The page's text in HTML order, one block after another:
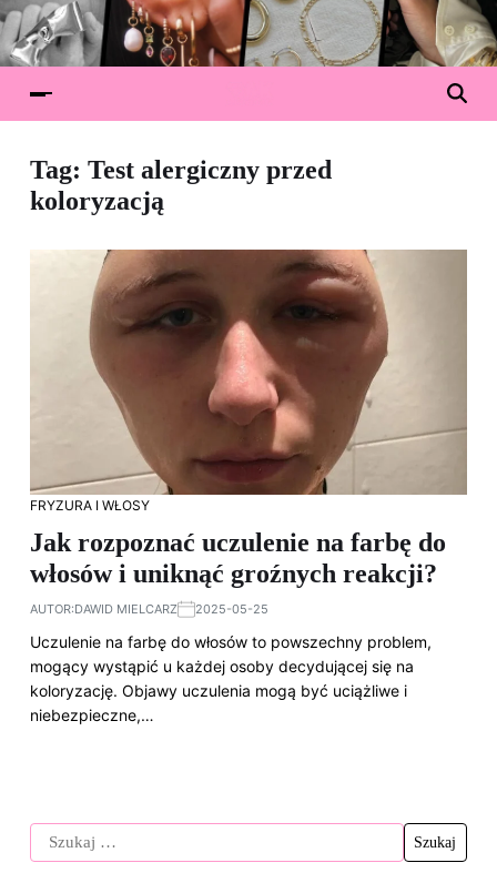
Tag: Test alergiczny przed
koloryzacją
FRYZURA I WŁOSY
Jak rozpoznać uczulenie na farbę do
włosów i uniknąć groźnych reakcji?
AUTOR:DAWID MIELCARZ 2025-05-25
Uczulenie na farbę do włosów to powszechny problem,
mogący wystąpić u każdej osoby decydującej się na
koloryzację. Objawy uczulenia mogą być uciążliwe i
niebezpieczne,…